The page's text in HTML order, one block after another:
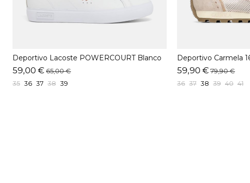
Deportivo Lacoste POWERCOURT Blanco
59,00 € 65,00 €
35 36 37 38 39
Deportivo Carmela
59,90 € 79,90 €
36 37 38 39 40 41